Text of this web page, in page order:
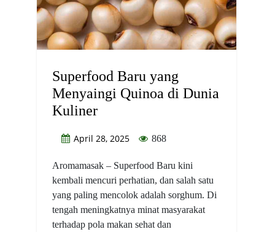
Superfood Baru yang
Menyaingi Quinoa di Dunia
Kuliner
April 28, 2025 868
Aromamasak – Superfood Baru kini
kembali mencuri perhatian, dan salah satu
yang paling mencolok adalah sorghum. Di
tengah meningkatnya minat masyarakat
terhadap pola makan sehat dan